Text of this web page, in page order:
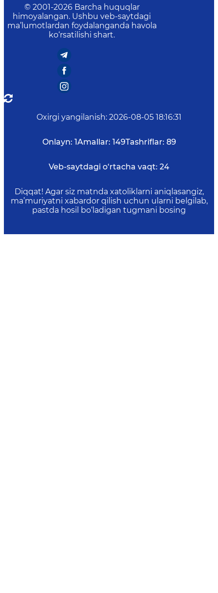
© 2001-2026 Barcha huquqlar
himoyalangan. Ushbu veb-saytdagi
ma’lumotlardan foydalanganda havola
ko‘rsatilishi shart.
Oxirgi yangilanish: 2026-08-05 18:16:31
Onlayn: 1Amallar: 149Tashriflar: 89
Veb-saytdagi o‘rtacha vaqt: 24
Diqqat! Agar siz matnda xatoliklarni aniqlasangiz,
ma’muriyatni xabardor qilish uchun ularni belgilab,
pastda hosil bo‘ladigan tugmani bosing